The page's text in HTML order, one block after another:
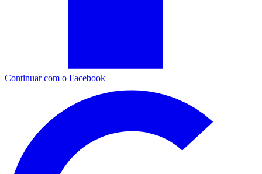
Continuar com o Facebook